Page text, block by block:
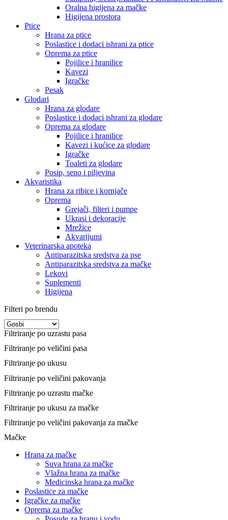
Oralna higijena za mačke
Higijena prostora
Ptice
Hrana za ptice
Poslastice i dodaci ishrani za ptice
Oprema za ptice
Pojilice i hranilice
Kavezi
Igračke
Pesak
Glodari
Hrana za glodare
Poslastice i dodaci ishrani za glodare
Oprema za glodare
Pojilice i hranilice
Kavezi i kućice za glodare
Igračke
Toaleti za glodare
Posip, seno i piljevina
Akvaristika
Hrana za ribice i kornjače
Oprema
Grejači, filteri i pumpe
Ukrasi i dekoracije
Mrežice
Akvarijumi
Veterinarska apoteka
Antiparazitska sredstva za pse
Antiparazitska sredstva za mačke
Lekovi
Suplementi
Higijena
Filteri po brendu
Filtriranje po uzrastu pasa
Filtriranje po veličini pasa
Filtriranje po ukusu
Filtriranje po veličini pakovanja
Filtriranje po uzrastu mačke
Filtriranje po ukusu za mačke
Filtriranje po veličini pakovanja za mačke
Mačke
Hrana za mačke
Suva hrana za mačke
Vlažna hrana za mačke
Medicinska hrana za mačke
Poslastice za mačke
Igračke za mačke
Oprema za mačke